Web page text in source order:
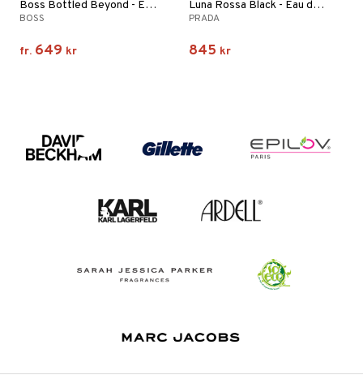
Boss Bottled Beyond - Eau de parfum
BOSS
fr. 649 kr
Luna Rossa Black - Eau de parfum
PRADA
845 kr